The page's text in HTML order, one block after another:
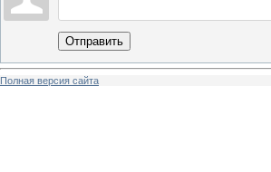
Отправить
Полная версия сайта